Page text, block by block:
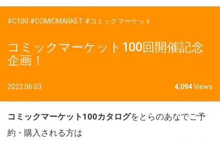
#C100 #COMICMARKET #コミックマーケット
コミックマーケット100回開催記念
企画！
2022.06.03 4,094Views
コミックマーケット100カタログをとらのあなでご予
約・購入される方は